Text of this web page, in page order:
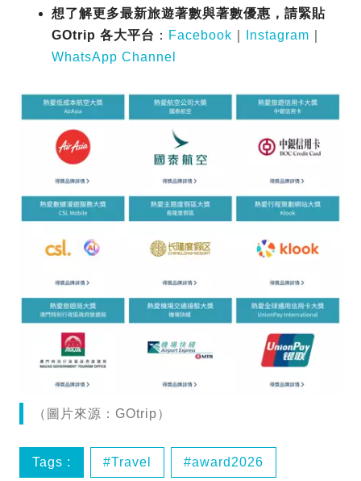
想了解更多最新旅遊著數與著數優惠，請緊貼
GOtrip 各大平台 ： Facebook Instagram
WhatsApp Channel
（圖片來源：GOtrip）
Tags : Travel award2026